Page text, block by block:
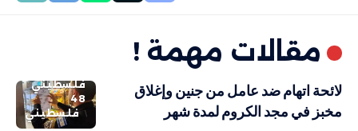
مقالات مهمة !
فلسطيني
48
فلسطيني
لائحة اتهام ضد عامل من جنين وإغلاق
مخبز في مجد الكروم لمدة شهر